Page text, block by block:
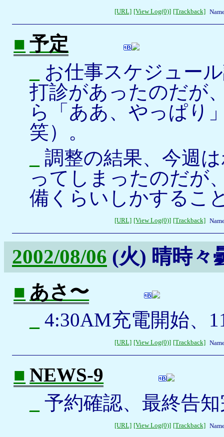
[URL] [View Log(0)] [Trackback]
■ 予定
お仕事スケジュー
打診があったのだが
ら「ああ、やっぱり
笑）。
調整の結果、今週
ってしまったのだが
備くらいしかするこ
[URL] [View Log(0)] [Trackback]
2002/08/06 (火) 晴時々
■ あさ〜
4:30AM充電開始、
[URL] [View Log(0)] [Trackback]
■ NEWS-9
予約確認、最終告
[URL] [View Log(0)] [Trackback]